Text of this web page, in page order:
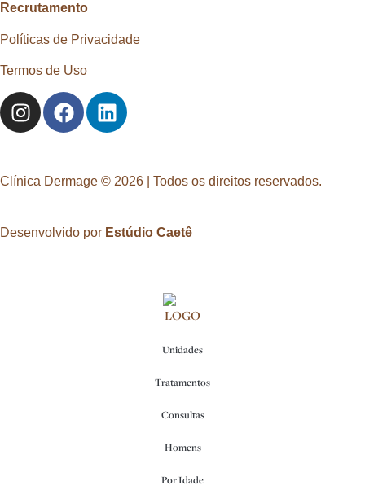
Recrutamento
Políticas de Privacidade
Termos de Uso
Clínica Dermage © 2026 | Todos os direitos reservados.
Desenvolvido por Estúdio Caetê
Unidades
Tratamentos
Consultas
Homens
Por Idade